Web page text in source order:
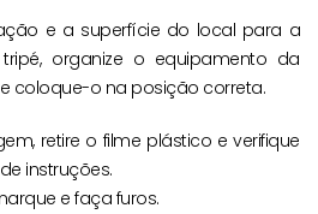
e a superfície do local para a
organize o equipamento da
coloque-o na posição correta.
retire o filme plástico e verifique
instruções.
e faça furos.